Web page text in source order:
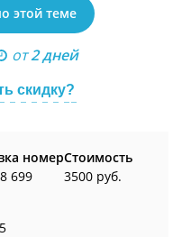
этой теме
от2 дней
скидку?
номер
699
Стоимость
3500 руб.